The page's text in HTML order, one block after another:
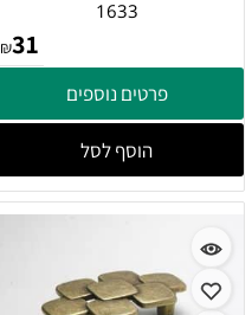
1633
₪31
פרטים נוספים
הוסף לסל